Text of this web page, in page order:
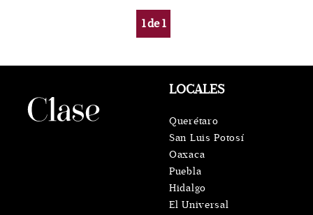
1de1
LOCALES
Querétaro
San Luis Potosí
Oaxaca
Puebla
Hidalgo
El Universal